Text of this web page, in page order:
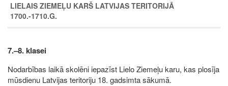
LIELAIS ZIEMEĻU KARŠ LATVIJAS TERITORIJĀ
1700.-1710.G.
7.–8. klasei
Nodarbības laikā skolēni iepazīst Lielo Ziemeļu karu, kas plosīja
mūsdienu Latvijas teritoriju 18. gadsimta sākumā.